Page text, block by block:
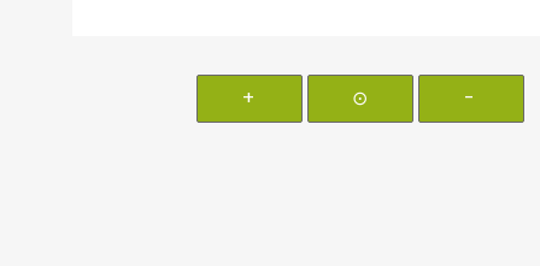
+ ⊙ -